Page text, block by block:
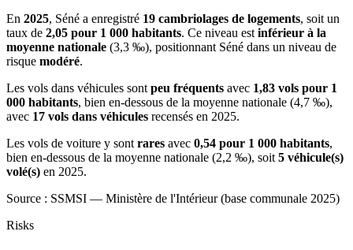
En 2025, Séné a enregistré 19 cambriolages de logements, soit un
taux de 2,05 pour 1 000 habitants. Ce niveau est inférieur à la
moyenne nationale (3,3 ‰), positionnant Séné dans un niveau de
risque modéré.
Les vols dans véhicules sont peu fréquents avec 1,83 vols pour 1
000 habitants, bien en-dessous de la moyenne nationale (4,7 ‰),
avec 17 vols dans véhicules recensés en 2025.
Les vols de voiture y sont rares avec 0,54 pour 1 000 habitants,
bien en-dessous de la moyenne nationale (2,2 ‰), soit 5 véhicule(s)
volé(s) en 2025.
Source : SSMSI — Ministère de l'Intérieur (base communale 2025)
Risks